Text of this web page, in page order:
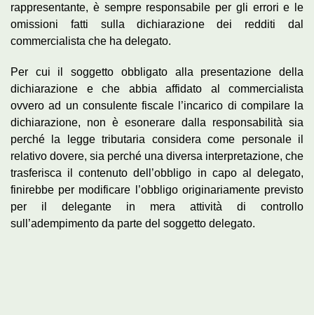
rappresentante, è sempre responsabile per gli errori e le
omissioni fatti sulla dichiarazione dei redditi dal
commercialista che ha delegato.
Per cui il soggetto obbligato alla presentazione della
dichiarazione e che abbia affidato al commercialista
ovvero ad un consulente fiscale l’incarico di compilare la
dichiarazione, non è esonerare dalla responsabilità sia
perché la legge tributaria considera come personale il
relativo dovere, sia perché una diversa interpretazione, che
trasferisca il contenuto dell’obbligo in capo al delegato,
finirebbe per modificare l’obbligo originariamente previsto
per il delegante in mera attività di controllo
sull’adempimento da parte del soggetto delegato.